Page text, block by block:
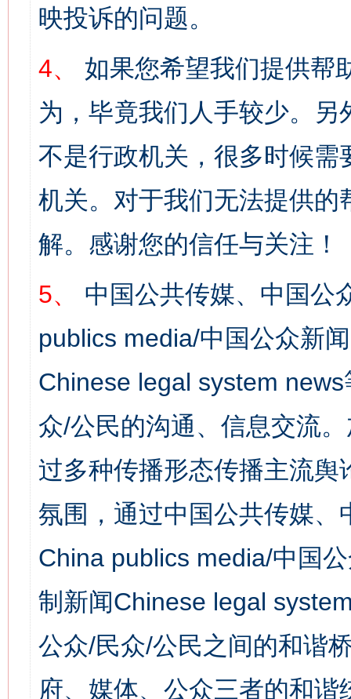
映投诉的问题。
4、
如果您希望我们提供帮
为，毕竟我们人手较少。
不是行政机关，很多时候
机关。对于我们无法提供
解。感谢您的信任与关注！
5、
中国公共传媒、中国公
publics media/中国公众新
Chinese legal system
众/公民的沟通、信息交流
过多种传播形态传播主流
氛围，通过中国公共传媒
China publics media/中国
制新闻Chinese legal
公众/民众/公民之间的和谐
府、媒体、公众三者的和谐